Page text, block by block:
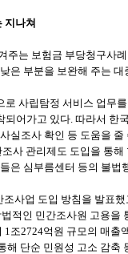
지나쳐
주는 보험금 부당청구사
은 부분을 보완해 주는
로 사립탐정 서비스 업무
되어가고 있다. 따라서 한
실조사 확인 등 도움을
사 관리제도 도입을 통
은 심부름센터 등의 불
사업 도입 방침을 발표
적인 민간조사원 고용
조2724억원 규모의 매
단순 민원성 고소 감